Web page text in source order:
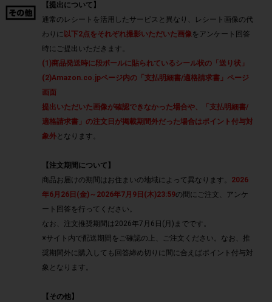
【提出について】
通常のレシートを活用したサービスと異なり、レシート画像の代
わりに 以下2点をそれぞれ撮影いただいた画像をアンケート回答
時にご提出いただきます。
(1)商品発送時に段ボールに貼られているシール状の「送り状」
(2)Amazon.co.jpページ内の「支払明細書/適格請求書」ページ
画面
提出いただいた画像が確認できなかった場合や、「支払明細書/
適格請求書」の注文日が掲載期間外だった場合はポイント付与対
象外となります。
【注文期間について】
商品お届けの期間はお住まいの地域によって異なります。 2026
年6月26日(金)～2026年7月9日(木)23:59の間にご注文、アンケ
ート回答を行ってください。
なお、注文推奨期間は2026年7月6日(月)までです。
※サイト内で配送期間をご確認の上、ご注文ください。なお、推
奨期間外に購入しても回答締め切りに間に合えばポイント付与対
象となります。
【その他】